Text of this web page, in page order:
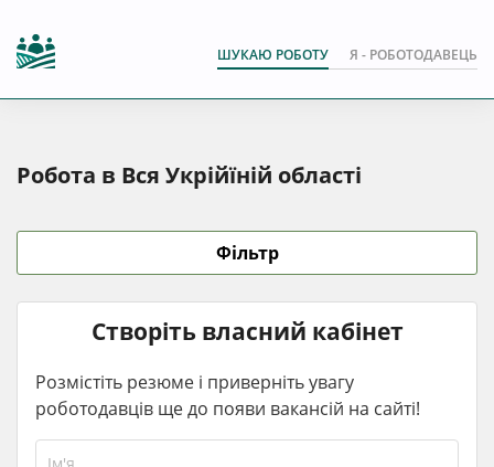
ШУКАЮ РОБОТУ Я - РОБОТОДАВЕЦЬ
Робота в Вся Укрійїній області
Фільтр
Створіть власний кабінет
Розмістіть резюме і приверніть увагу
роботодавців ще до появи вакансій на сайті!